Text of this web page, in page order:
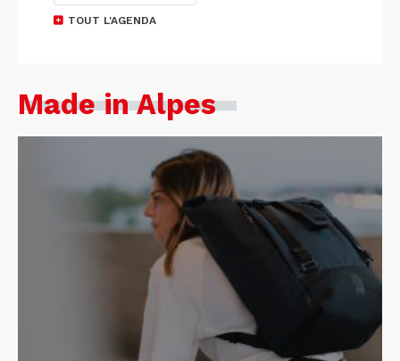
TOUT L'AGENDA
Made in Alpes